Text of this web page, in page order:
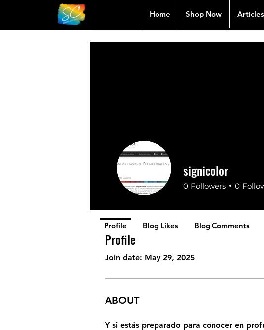
Home Shop Now Articles
Profile
Join date: May 29, 2025
ABOUT
Y si estás preparado para conocer en
signicolor
0 Followers 0
Profile Blog Likes Blog Comments